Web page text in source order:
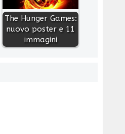
The Hunger Games:
nuovo poster e 11
immagini